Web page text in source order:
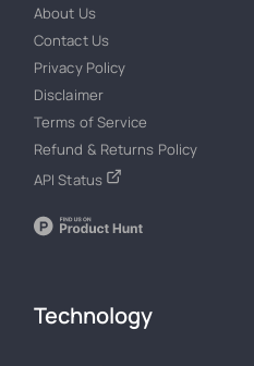
About Us
Contact Us
Privacy Policy
Disclaimer
Terms of Service
Refund & Returns Policy
API Status
Technology